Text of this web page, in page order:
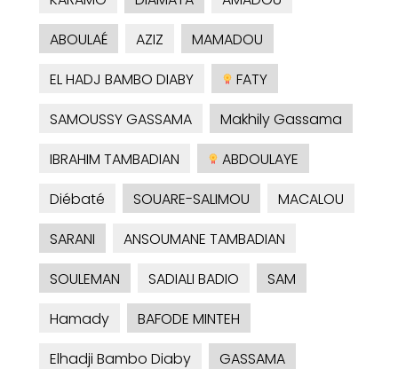
ABOULAÉ
AZIZ
MAMADOU
EL HADJ BAMBO DIABY
FATY
SAMOUSSY GASSAMA
Makhily Gassama
IBRAHIM TAMBADIAN
ABDOULAYE
Diébaté
SOUARE-SALIMOU
MACALOU
SARANI
ANSOUMANE TAMBADIAN
SOULEMAN
SADIALI BADIO
SAM
Hamady
BAFODE MINTEH
Elhadji Bambo Diaby
GASSAMA